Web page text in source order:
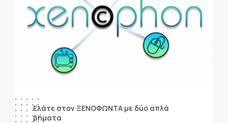
Ελάτε στον ΞΕΝΟΦΩΝΤΑ με δύο απλά
βήματα